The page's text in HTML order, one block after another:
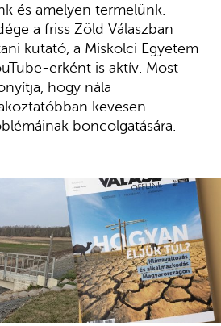
és amelyen termelünk.
a friss Zöld Válaszban
kutató, a Miskolci Egyetem
erként is aktív. Most
hogy nála
kevesen
boncolgatására.